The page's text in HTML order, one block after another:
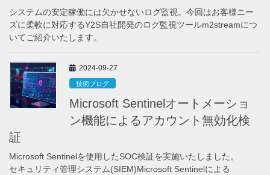
システムの安定稼働には欠かせないログ監視。今回はお客様ニー
ズに柔軟に対応するY2S自社開発のログ監視ツールm2streamにつ
いてご紹介いたします。
2024-09-27
技術ブログ
Microsoft Sentinelオートメーショ
ン機能によるアカウント無効化検
証
Microsoft Sentinelを使用したSOC検証を実施いたしました。
セキュリティ管理システム(SIEM)Microsoft Sentinelによる